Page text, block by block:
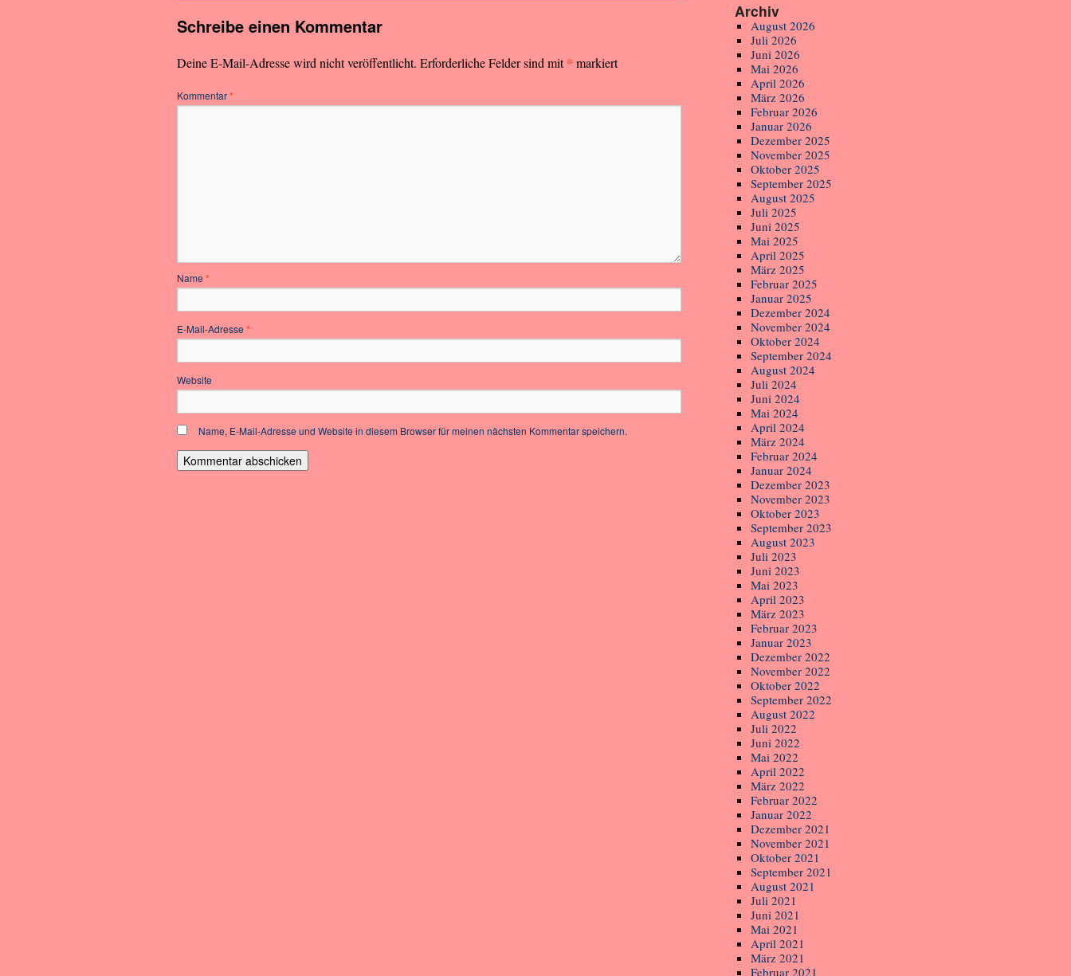
Schreibe einen Kommentar
Deine E-Mail-Adresse wird nicht veröffentlicht. Erforderliche Felder sind mit* markiert
Kommentar*
Name*
E-Mail-Adresse*
Website
Name, E-Mail-Adresse und Website in diesem Browser für meinen nächsten Kommentar speichern.
Archiv
August 2026
Juli 2026
Juni 2026
Mai 2026
April 2026
März 2026
Februar 2026
Januar 2026
Dezember 2025
November 2025
Oktober 2025
September 2025
August 2025
Juli 2025
Juni 2025
Mai 2025
April 2025
März 2025
Februar 2025
Januar 2025
Dezember 2024
November 2024
Oktober 2024
September 2024
August 2024
Juli 2024
Juni 2024
Mai 2024
April 2024
März 2024
Februar 2024
Januar 2024
Dezember 2023
November 2023
Oktober 2023
September 2023
August 2023
Juli 2023
Juni 2023
Mai 2023
April 2023
März 2023
Februar 2023
Januar 2023
Dezember 2022
November 2022
Oktober 2022
September 2022
August 2022
Juli 2022
Juni 2022
Mai 2022
April 2022
März 2022
Februar 2022
Januar 2022
Dezember 2021
November 2021
Oktober 2021
September 2021
August 2021
Juli 2021
Juni 2021
Mai 2021
April 2021
März 2021
Februar 2021